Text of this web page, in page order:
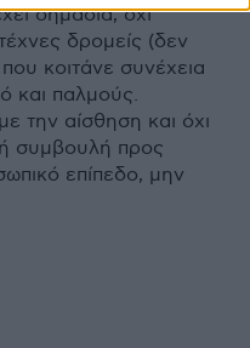
σημασία, όχι
δρομείς (δεν
κοιτάνε συνέχεια
και παλμούς.
την αίσθηση και όχι
συμβουλή προς
επίπεδο, μην